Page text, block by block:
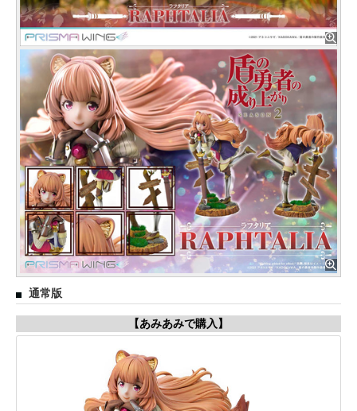
通常版
【あみあみで購入】